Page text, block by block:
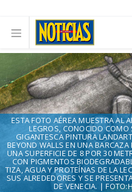
ESTA FOTO AÉREA MUESTRA AL
LEGROS, CONOCIDO COMO
GIGANTESCA PINTURA
BEYOND WALLS EN UNA BARCAZA
UNA SUPERFICIE DE 8 POR 30
CON PIGMENTOS
TIZA, AGUA Y PROTEÍNAS DE LA
SUS ALREDEDORES Y SE
DE VENECIA. |